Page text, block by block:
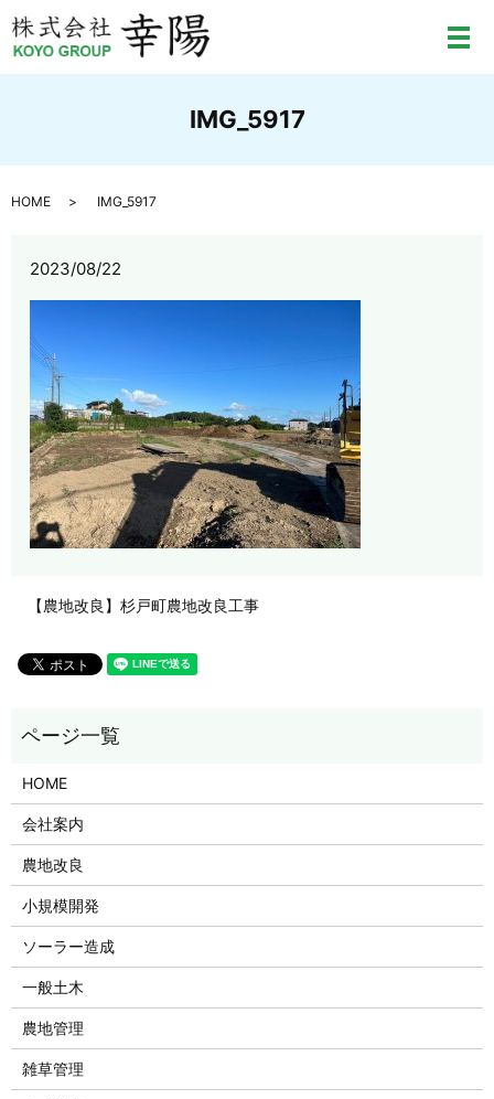
メ
IMG_5917
HOME IMG_5917
2023/08/22
【農地改良】杉戸町農地改良工事
HOME
会社案内
農地改良
小規模開発
ソーラー造成
一般土木
農地管理
雑草管理